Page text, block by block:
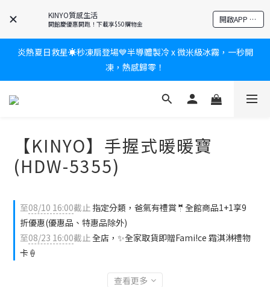
KINYO質感生活
開館慶優惠開跑！下載享$50購物金 開啟APP 享隱藏優惠
新會員送$100購物金✨再享消費回饋無極限
爸氣有禮賞🎁全館任2件9折✨刮鬍刀、按摩家電、電動牙刷、藍芽
耳機🎀給爸爸一個驚喜大禮包
炎熱夏日救星☀️秒凍扇登場💙半導體製冷 x 微米級冰霧，一秒開
凍，熱感歸零！
新會員送$100購物金✨再享消費回饋無極限
【KINYO】手握式暖暖寶
(HDW-5355)
至08/10 16:00截止 指定分類，爸氣有禮賞🤵全館商品1+1享9
折優惠(優惠品、特惠品除外)
至08/23 16:00截止全店，✨全家取貨即贈Fami!ce 霜淇淋禮物
卡🍦
查看更多